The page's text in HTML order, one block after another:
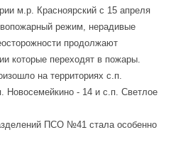
м.р. Красноярский с 15 апреля
режим, нерадивые
продолжают
которые переходят в пожары.
на территориях с.п.
Новосемейкино - 14 и с.п. Светлое
ПСО №41 стала особенно